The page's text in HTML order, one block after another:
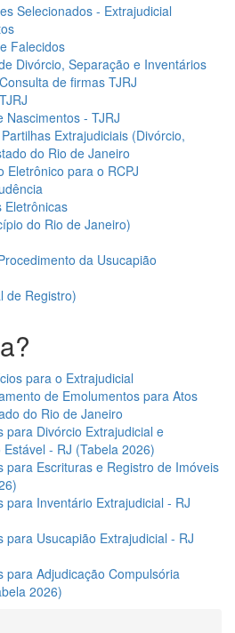
Selecionados - Extrajudicial
Falecidos
Divórcio, Separação e Inventários
de firmas TJRJ
Nascimentos - TJRJ
Extrajudiciais (Divórcio,
do Rio de Janeiro
Eletrônico para o RCPJ
Eletrônicas
do Rio de Janeiro)
da Usucapião
de Registro)
para o Extrajudicial
de Emolumentos para Atos
do Rio de Janeiro
para Divórcio Extrajudicial e
- RJ (Tabela 2026)
para Escrituras e Registro de Imóveis
para Inventário Extrajudicial - RJ
para Usucapião Extrajudicial - RJ
para Adjudicação Compulsória
2026)